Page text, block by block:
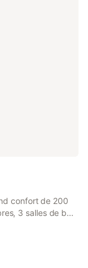
confort de 200
3 salles de bain
SPA, jardin,
une villa type
nobles et brutes.